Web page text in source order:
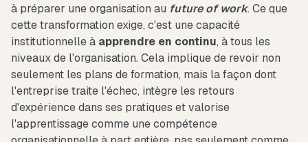
à préparer une organisation au future of work. Ce que
cette transformation exige, c'est une capacité
institutionnelle à apprendre en continu, à tous les
niveaux de l'organisation. Cela implique de revoir non
seulement les plans de formation, mais la façon dont
l'entreprise traite l'échec, intègre les retours
d'expérience dans ses pratiques et valorise
l'apprentissage comme une compétence